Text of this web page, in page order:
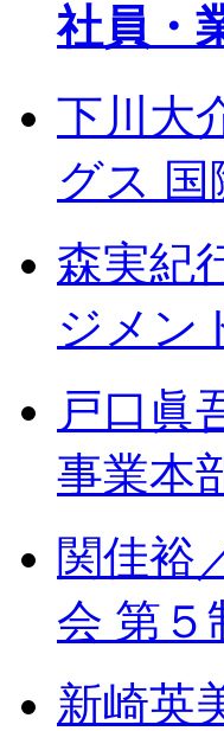
社員・
下川大
グス
森実紀
ジメン
戸口眞
事業本
関佳裕
会 第５
新崎英